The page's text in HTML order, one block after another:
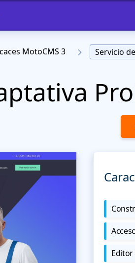
MotoCMS 3 Servicio
Editor